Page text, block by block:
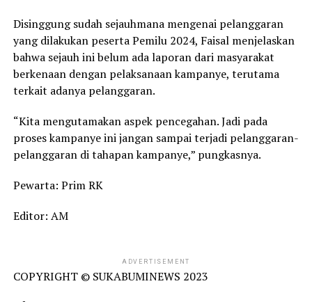
Disinggung sudah sejauhmana mengenai pelanggaran
yang dilakukan peserta Pemilu 2024, Faisal menjelaskan
bahwa sejauh ini belum ada laporan dari masyarakat
berkenaan dengan pelaksanaan kampanye, terutama
terkait adanya pelanggaran.
“Kita mengutamakan aspek pencegahan. Jadi pada
proses kampanye ini jangan sampai terjadi pelanggaran-
pelanggaran di tahapan kampanye,” pungkasnya.
Pewarta: Prim RK
Editor: AM
ADVERTISEMENT
COPYRIGHT © SUKABUMINEWS 2023